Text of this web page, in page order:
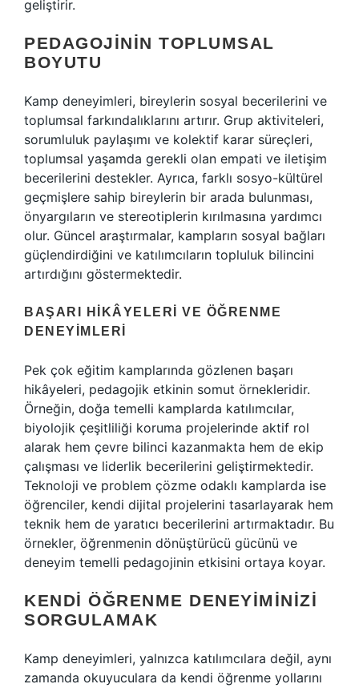
geliştirir.
PEDAGOJININ TOPLUMSAL
BOYUTU
Kamp deneyimleri, bireylerin sosyal becerilerini ve
toplumsal farkındalıklarını artırır. Grup aktiviteleri,
sorumluluk paylaşımı ve kolektif karar süreçleri,
toplumsal yaşamda gerekli olan empati ve iletişim
becerilerini destekler. Ayrıca, farklı sosyo-kültürel
geçmişlere sahip bireylerin bir arada bulunması,
önyargıların ve stereotiplerin kırılmasına yardımcı
olur. Güncel araştırmalar, kampların sosyal bağları
güçlendirdiğini ve katılımcıların topluluk bilincini
artırdığını göstermektedir.
BAŞARI HIKÂYELERI VE ÖĞRENME
DENEYIMLERI
Pek çok eğitim kamplarında gözlenen başarı
hikâyeleri, pedagojik etkinin somut örnekleridir.
Örneğin, doğa temelli kamplarda katılımcılar,
biyolojik çeşitliliği koruma projelerinde aktif rol
alarak hem çevre bilinci kazanmakta hem de ekip
çalışması ve liderlik becerilerini geliştirmektedir.
Teknoloji ve problem çözme odaklı kamplarda ise
öğrenciler, kendi dijital projelerini tasarlayarak hem
teknik hem de yaratıcı becerilerini artırmaktadır. Bu
örnekler, öğrenmenin dönüştürücü gücünü ve
deneyim temelli pedagojinin etkisini ortaya koyar.
KENDI ÖĞRENME DENEYIMINIZI
SORGULAMAK
Kamp deneyimleri, yalnızca katılımcılara değil, aynı
zamanda okuyuculara da kendi öğrenme yollarını